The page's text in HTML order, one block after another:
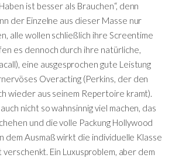
ist besser als Brauchen“, denn
der Einzelne aus dieser Masse nur
alle wollen schließlich ihre Screentime
es dennoch durch ihre natürliche,
eine ausgesprochen gute Leistung
Overacting (Perkins, der den
wieder aus seinem Repertoire kramt).
nicht so wahnsinnig viel machen, das
und die volle Packung Hollywood
dem Ausmaß wirkt die individuelle Klasse
Ein Luxusproblem, aber dem